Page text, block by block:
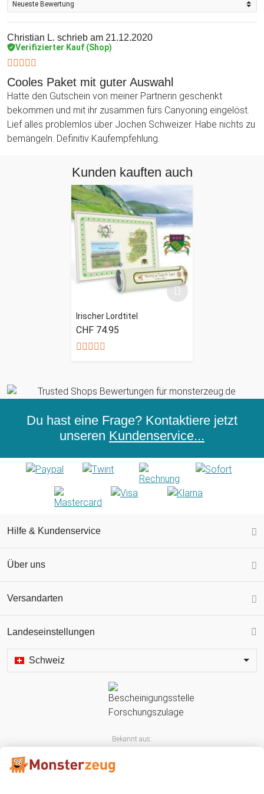
Christian L. schrieb am 21.12.2020
Verifizierter Kauf (Shop)
Cooles Paket mit guter Auswahl
Hatte den Gutschein von meiner Partnerin geschenkt
bekommen und mit ihr zusammen fürs Canyoning eingelöst.
Lief alles problemlos über Jochen Schweizer. Habe nichts zu
bemängeln. Definitiv Kaufempfehlung.
Kunden kauften auch
Irischer Lordtitel
CHF 74.95
Du hast eine Frage? Kontaktiere jetzt
unseren Kundenservice...
Hilfe & Kundenservice
Über uns
Versandarten
Landeseinstellungen
Schweiz
Bekannt aus: